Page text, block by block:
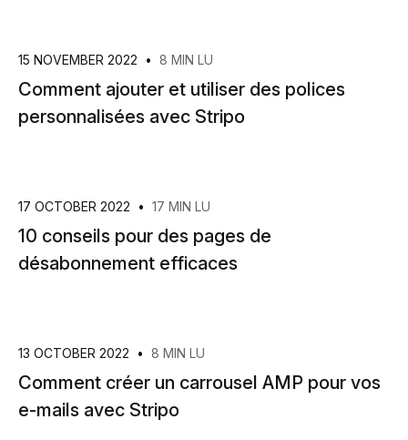
15 NOVEMBER 2022 • 8 MIN LU
Comment ajouter et utiliser des polices
personnalisées avec Stripo
17 OCTOBER 2022 • 17 MIN LU
10 conseils pour des pages de
désabonnement efficaces
13 OCTOBER 2022 • 8 MIN LU
Comment créer un carrousel AMP pour vos
e-mails avec Stripo